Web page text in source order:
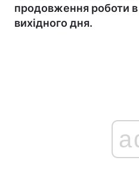
продовження роботи
вихідного дня.